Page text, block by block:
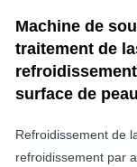
Machine de
traitement de
surface de peau
Refroidissement de
refroidissement par